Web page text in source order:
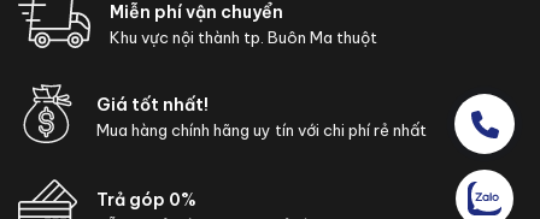
Miễn phí vận chuyển
Khu vực nội thành tp. Buôn Ma thuột
Giá tốt nhất!
Mua hàng chính hãng uy tín với chi phí rẻ nhất
Trả góp 0%